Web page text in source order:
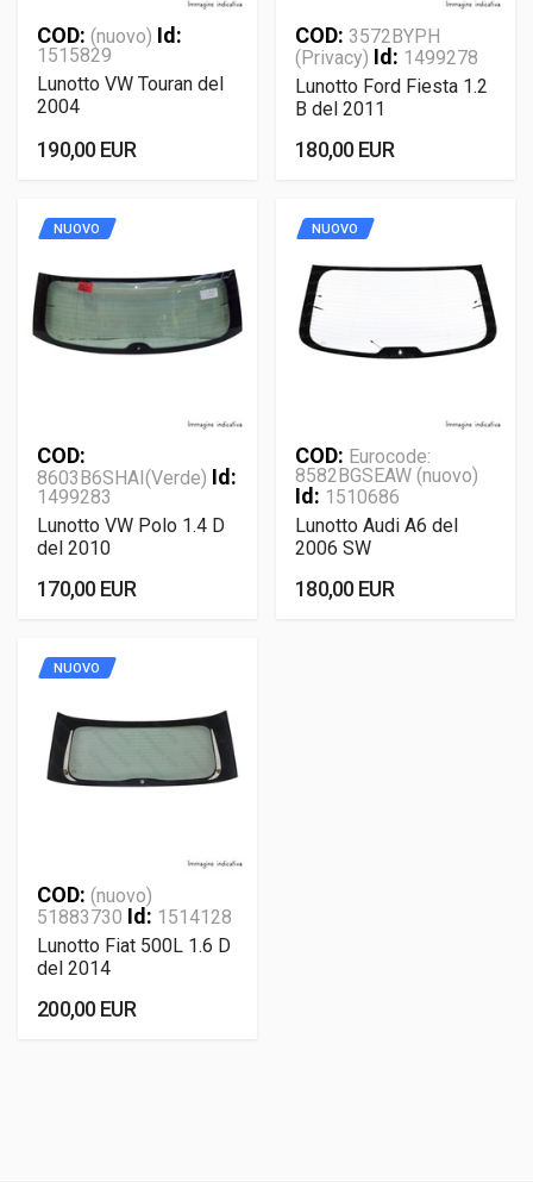
COD: (nuovo) Id:
1515829
Lunotto VW Touran del
2004
190,00 EUR
COD: 3572BYPH
(Privacy) Id: 1499278
Lunotto Ford Fiesta 1.2
B del 2011
180,00 EUR
COD:
8603B6SHAI(Verde) Id:
1499283
NUOVO
Lunotto VW Polo 1.4 D
del 2010
170,00 EUR
COD: Eurocode:
8582BGSEAW (nuovo)
Id: 1510686
NUOVO
Lunotto Audi A6 del
2006 SW
180,00 EUR
COD: (nuovo)
51883730 Id: 1514128
NUOVO
Lunotto Fiat 500L 1.6 D
del 2014
200,00 EUR